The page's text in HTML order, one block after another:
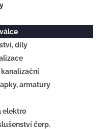
díly
armatury
elektro
čerp.